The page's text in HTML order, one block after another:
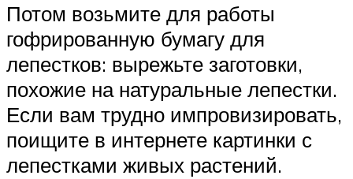
Потом возьмите для работы
гофрированную бумагу для
лепестков: вырежьте заготовки,
похожие на натуральные лепестки.
Если вам трудно импровизировать,
поищите в интернете картинки с
лепестками живых растений.